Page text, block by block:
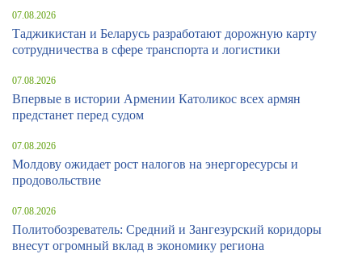
07.08.2026
Таджикистан и Беларусь разработают дорожную карту
сотрудничества в сфере транспорта и логистики
07.08.2026
Впервые в истории Армении Католикос всех армян
предстанет перед судом
07.08.2026
Молдову ожидает рост налогов на энергоресурсы и
продовольствие
07.08.2026
Политобозреватель: Средний и Зангезурский коридоры
внесут огромный вклад в экономику региона